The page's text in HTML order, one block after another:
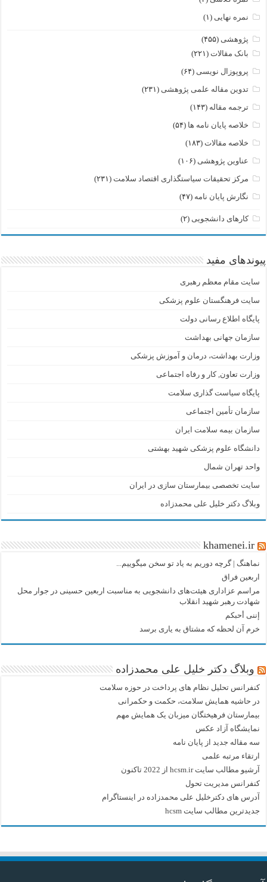
نمره نهایی (۱)
پژوهشی (۴۵۵)
بانک مقالات (۲۲۱)
پروپوزال نویسی (۶۴)
تدوین مقاله علمی پژوهشی (۲۳۱)
ترجمه مقاله (۱۴۳)
خلاصه پایان نامه ها (۵۴)
خلاصه مقالات (۱۸۳)
عناوین پژوهشی (۱۰۶)
مرکز تحقیقات سیاستگذاری اقتصاد سلامت (۲۳۱)
نگارش پایان نامه (۴۷)
کارهای دانشجویی (۲)
پیوندهای مفید
سایت مقام معظم رهبری
سایت فرهنگستان علوم پزشکی
پایگاه اطلاع رسانی دولت
سازمان جهانی بهداشت
وزارت بهداشت، درمان و آموزش پزشکی
وزارت تعاون, کار و رفاه اجتماعی
پایگاه سیاست گذاری سلامت
سازمان تأمین اجتماعی
سازمان بیمه سلامت ایران
دانشگاه علوم پزشکی شهید بهشتی
واحد تهران شمال
سایت تخصصی بیمارستان سازی در ایران
وبلاگ دکتر خلیل علی محمدزاده
khamenei.ir
نماهنگ |‌ گرچه دوریم به یاد تو سخن میگوییم...
اربعین فراق
مراسم عزاداری هیئت‌های دانشجویی به مناسبت اربعین حسینی در جوار محل
شهادت رهبر شهید انقلاب
إننی أحبکم
خرم آن لحظه که مشتاق به یاری برسد
وبلاگ دکتر خلیل علی محمدزاده
کنفرانس تحلیل نظام های پرداخت در حوزه سلامت
در حاشیه همایش سلامت، حکمت و حکمرانی
بیمارستان فرهیختگان میزبان یک همایش مهم
نمایشگاه آزاد عکس
سه مقاله جدید از پایان نامه
ارتقاء مرتبه علمی
آرشیو مطالب سایت hcsm.ir از 2022 تاکنون
کنفرانس مدیریت تحول
آدرس های دکترخلیل علی محمدزاده در اینستاگرام
جدیدترین مطالب سایت hcsm